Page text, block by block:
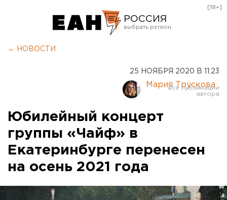
РОССИЯ
Курган
Оренбург
[18+]
← НОВОСТИ
25 НОЯБРЯ 2020 В 11:23
Мария Трускова
Юбилейный концерт
группы «Чайф» в
Екатеринбурге перенесен
на осень 2021 года